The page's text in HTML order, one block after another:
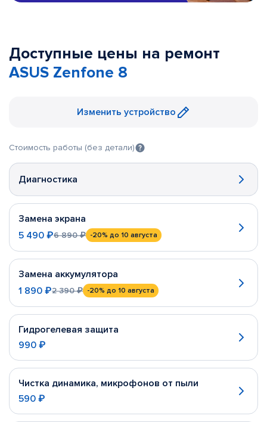
Доступные цены на ремонт
ASUS Zenfone 8
Изменить устройство
Стоимость работы (без детали)
Диагностика
Замена экрана
5 490 ₽6 890 ₽ -20% до 10 августа
Замена аккумулятора
1 890 ₽2 390 ₽ -20% до 10 августа
Гидрогелевая защита
990 ₽
Чистка динамика, микрофонов от пыли
590 ₽